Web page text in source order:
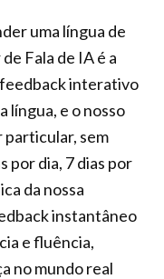
uma língua de
Fala de IA é a
interativo
língua, e o nosso
sem
por dia, 7 dias por
da nossa
instantâneo
e fluência,
no mundo real